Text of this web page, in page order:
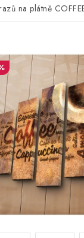
na plátně